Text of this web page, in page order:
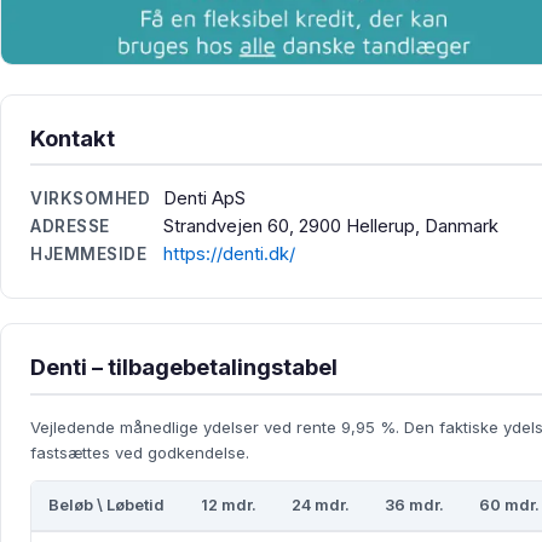
Kontakt
VIRKSOMHED Denti ApS
ADRESSE Strandvejen 60, 2900 Hellerup, Danmark
HJEMMESIDE https://denti.dk/
Denti – tilbagebetalingstabel
Vejledende månedlige ydelser ved rente 9,95 %. Den faktiske
fastsættes ved godkendelse.
Beløb \ Løbetid 12 mdr. 24 mdr. 36 mdr. 60 mdr.